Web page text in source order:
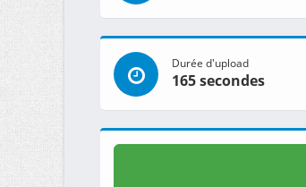
Durée d'upload
165 secondes